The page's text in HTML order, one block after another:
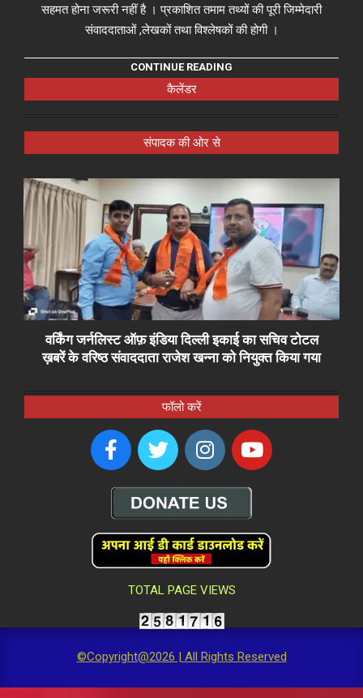
सहमत होना जरूरी नहीं है । प्रकाशित तमाम तथ्यों की पूरी जिम्मेदारी
संवाददाताओं ,लेखकों तथा विश्लेषकों की होगी ।
CONTINUE READING
कैलेंडर
संपादक की ओर से
वर्किंग जर्नलिस्ट ऑफ़ इंडिया दिल्ली इकाई का सचिव टोटल
ख़बरें के वरिष्ठ संवाददाता राजेश खन्ना को नियुक्त किया गया
फॉलो करें
TOTAL PAGE VIEWS
©Copyright@2026 | All Rights Reserved